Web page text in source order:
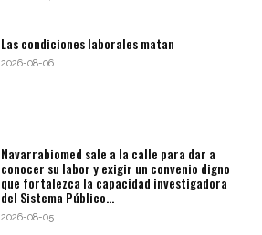
Las condiciones laborales matan
2026-08-06
Navarrabiomed sale a la calle para dar a
conocer su labor y exigir un convenio digno
que fortalezca la capacidad investigadora
del Sistema Público...
2026-08-05